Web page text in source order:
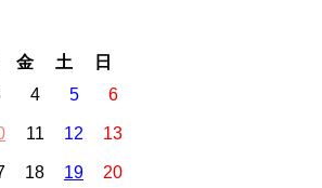
金 土
日
4 5 6
11 12 13
18 19 20